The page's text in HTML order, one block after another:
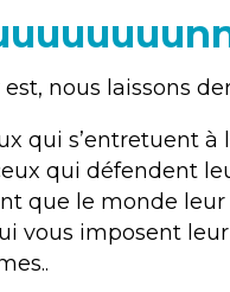
est, nous laissons
qui s’entretuent
qui défendent
que le monde
vous imposent